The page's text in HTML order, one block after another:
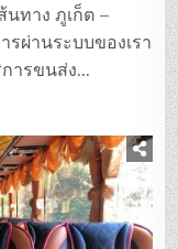
มิ
นิ
บัส
ภูเก็ต
นครศรีธรรมรา
นทาง ภูเก็ต –
ผ่านระบบของเรา
ารขนส่ง…